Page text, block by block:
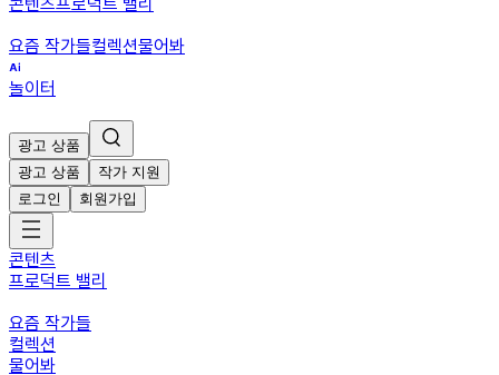
요즘 작가들컬렉션물어봐
놀이터
광고 상품
광고 상품
작가 지원
로그인
회원가입
콘텐츠
프로덕트 밸리
요즘 작가들
컬렉션
물어봐